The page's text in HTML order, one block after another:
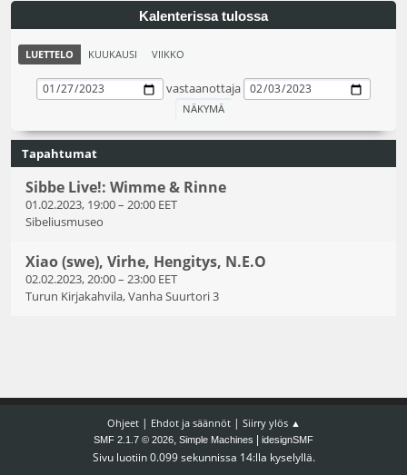
Kalenterissa tulossa
LUETTELO KUUKAUSI VIIKKO
vastaanottaja
Tapahtumat
Sibbe Live!: Wimme & Rinne
01.02.2023, 19:00– 20:00 EET
Sibeliusmuseo
Xiao (swe), Virhe, Hengitys, N.E.O
02.02.2023, 20:00– 23:00 EET
Turun Kirjakahvila, Vanha Suurtori 3
Ohjeet| Ehdot ja säännöt| Siirry ylös ▲
SMF 2.1.7 © 2026, Simple Machines idesignSMF
Sivu luotiin 0.099 sekunnissa 14:lla kyselyllä.